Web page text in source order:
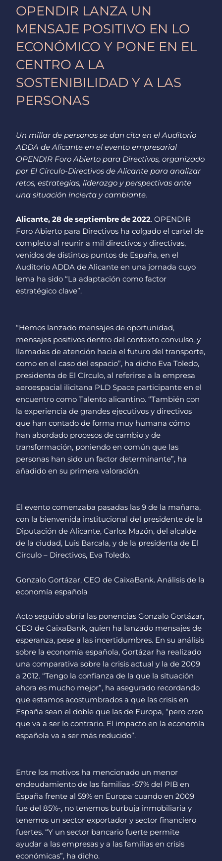
OPENDIR LANZA UN
MENSAJE POSITIVO EN LO
ECONÓMICO Y PONE EN EL
CENTRO A LA
SOSTENIBILIDAD Y A LAS
PERSONAS
Un millar de personas se dan cita en el Auditorio
ADDA de Alicante en el evento empresarial
OPENDIR Foro Abierto para Directivos, organizado
por El Círculo-Directivos de Alicante para analizar
retos, estrategias, liderazgo y perspectivas ante
una situación incierta y cambiante.
Alicante, 28 de septiembre de 2022. OPENDIR
Foro Abierto para Directivos ha colgado el cartel de
completo al reunir a mil directivos y directivas,
venidos de distintos puntos de España, en el
Auditorio ADDA de Alicante en una jornada cuyo
lema ha sido “La adaptación como factor
estratégico clave”.
“Hemos lanzado mensajes de oportunidad,
mensajes positivos dentro del contexto convulso, y
llamadas de atención hacia el futuro del transporte,
como en el caso del espacio”, ha dicho Eva Toledo,
presidenta de El Círculo, al referirse a la empresa
aeroespacial ilicitana PLD Space participante en el
encuentro como Talento alicantino. “También con
la experiencia de grandes ejecutivos y directivos
que han contado de forma muy humana cómo
han abordado procesos de cambio y de
transformación, poniendo en común que las
personas han sido un factor determinante”, ha
añadido en su primera valoración.
El evento comenzaba pasadas las 9 de la mañana,
con la bienvenida institucional del presidente de la
Diputación de Alicante, Carlos Mazón, del alcalde
de la ciudad, Luis Barcala, y de la presidenta de El
Círculo – Directivos, Eva Toledo.
Gonzalo Gortázar, CEO de CaixaBank. Análisis de la
economía española
Acto seguido abría las ponencias Gonzalo Gortázar,
CEO de CaixaBank, quien ha lanzado mensajes de
esperanza, pese a las incertidumbres. En su análisis
sobre la economía española, Gortázar ha realizado
una comparativa sobre la crisis actual y la de 2009
a 2012. “Tengo la confianza de la que la situación
ahora es mucho mejor”, ha asegurado recordando
que estamos acostumbrados a que las crisis en
España sean el doble que las de Europa, “pero creo
que va a ser lo contrario. El impacto en la economía
española va a ser más reducido”.
Entre los motivos ha mencionado un menor
endeudamiento de las familias -57% del PIB en
España frente al 59% en Europa cuando en 2009
fue del 85%-, no tenemos burbuja inmobiliaria y
tenemos un sector exportador y sector financiero
fuertes. “Y un sector bancario fuerte permite
ayudar a las empresas y a las familias en crisis
económicas”, ha dicho.